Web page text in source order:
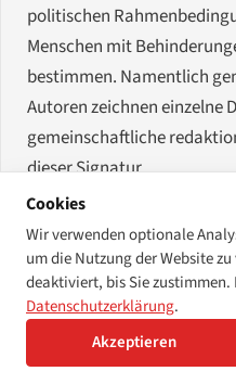
politischen
Menschen mit
bestimmen. Namentlich
Autoren zeichnen einzelne
gemeinschaftliche
dieser Signatur.
Disability World
Mit Sorgfalt erstellt,
Cookies
Wir verwenden optionale
um die Nutzung der Website
deaktiviert, bis Sie zustimmen.
Datenschutzerklärung.
Akzeptieren